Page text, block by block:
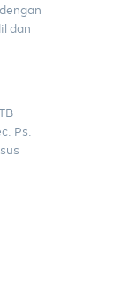
dan
Ps.